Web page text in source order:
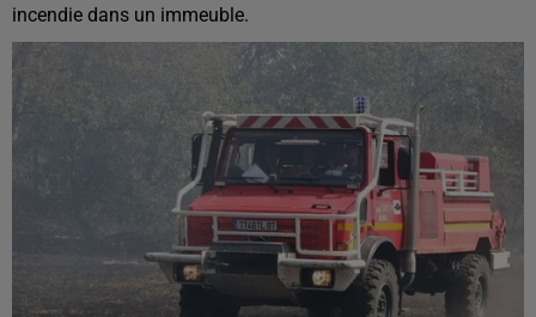
incendie dans un immeuble.